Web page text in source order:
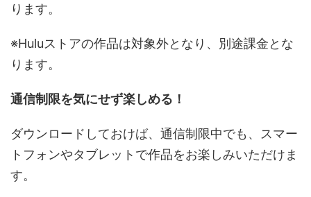
ります。
※Huluストアの作品は対象外となり、別途課金とな
ります。
通信制限を気にせず楽しめる！
ダウンロードしておけば、通信制限中でも、スマー
トフォンやタブレットで作品をお楽しみいただけま
す。